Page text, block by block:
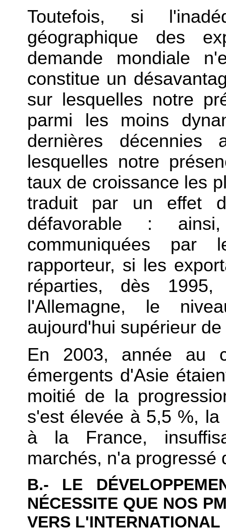
Toutefois, si
géographique des
demande mondiale
constitue un
sur lesquelles notre
parmi les moins
dernières
lesquelles notre
taux de croissance les
traduit par un effet
défavorable :
communiquées par
rapporteur, si les
réparties, dès
l'Allemagne, le
aujourd'hui supérieur
En 2003, année au
émergents d'Asie
moitié de la
s'est élevée à 5,5 %,
à la France,
marchés, n'a progressé
B.- LE
NÉCESSITE QUE NOS
VERS L'INTERNATIONAL